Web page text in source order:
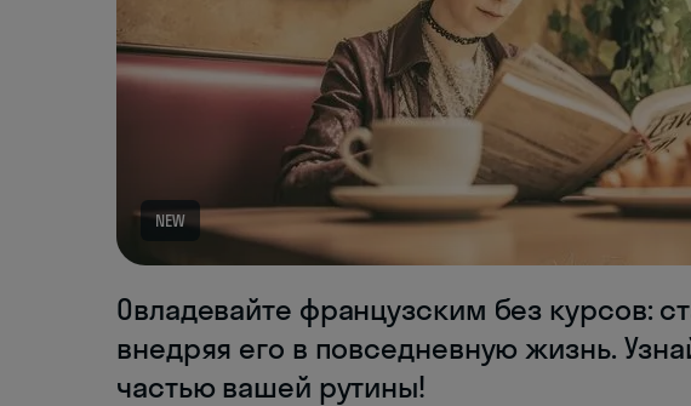
NEW
Овладевайте французским без курсов:
внедряя его в повседневную жизнь.
частью вашей рутины!